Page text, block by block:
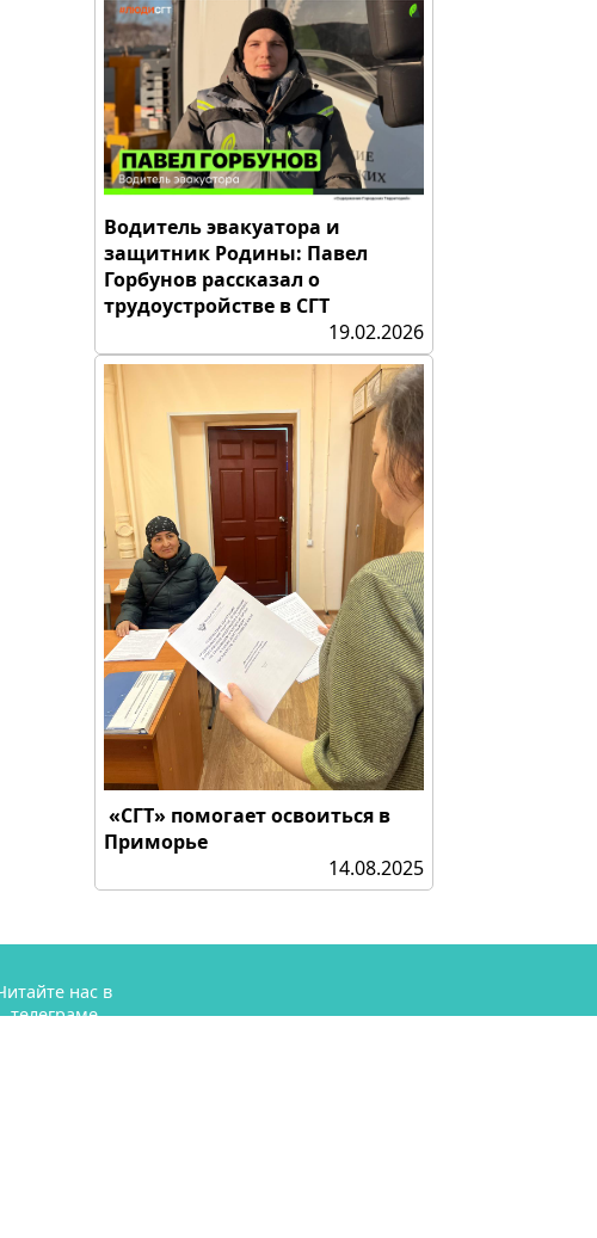
Водитель эвакуатора и
защитник Родины: Павел
Горбунов рассказал о
трудоустройстве в СГТ
19.02.2026
«СГТ» помогает освоиться в
Приморье
14.08.2025
нас в
телеграме